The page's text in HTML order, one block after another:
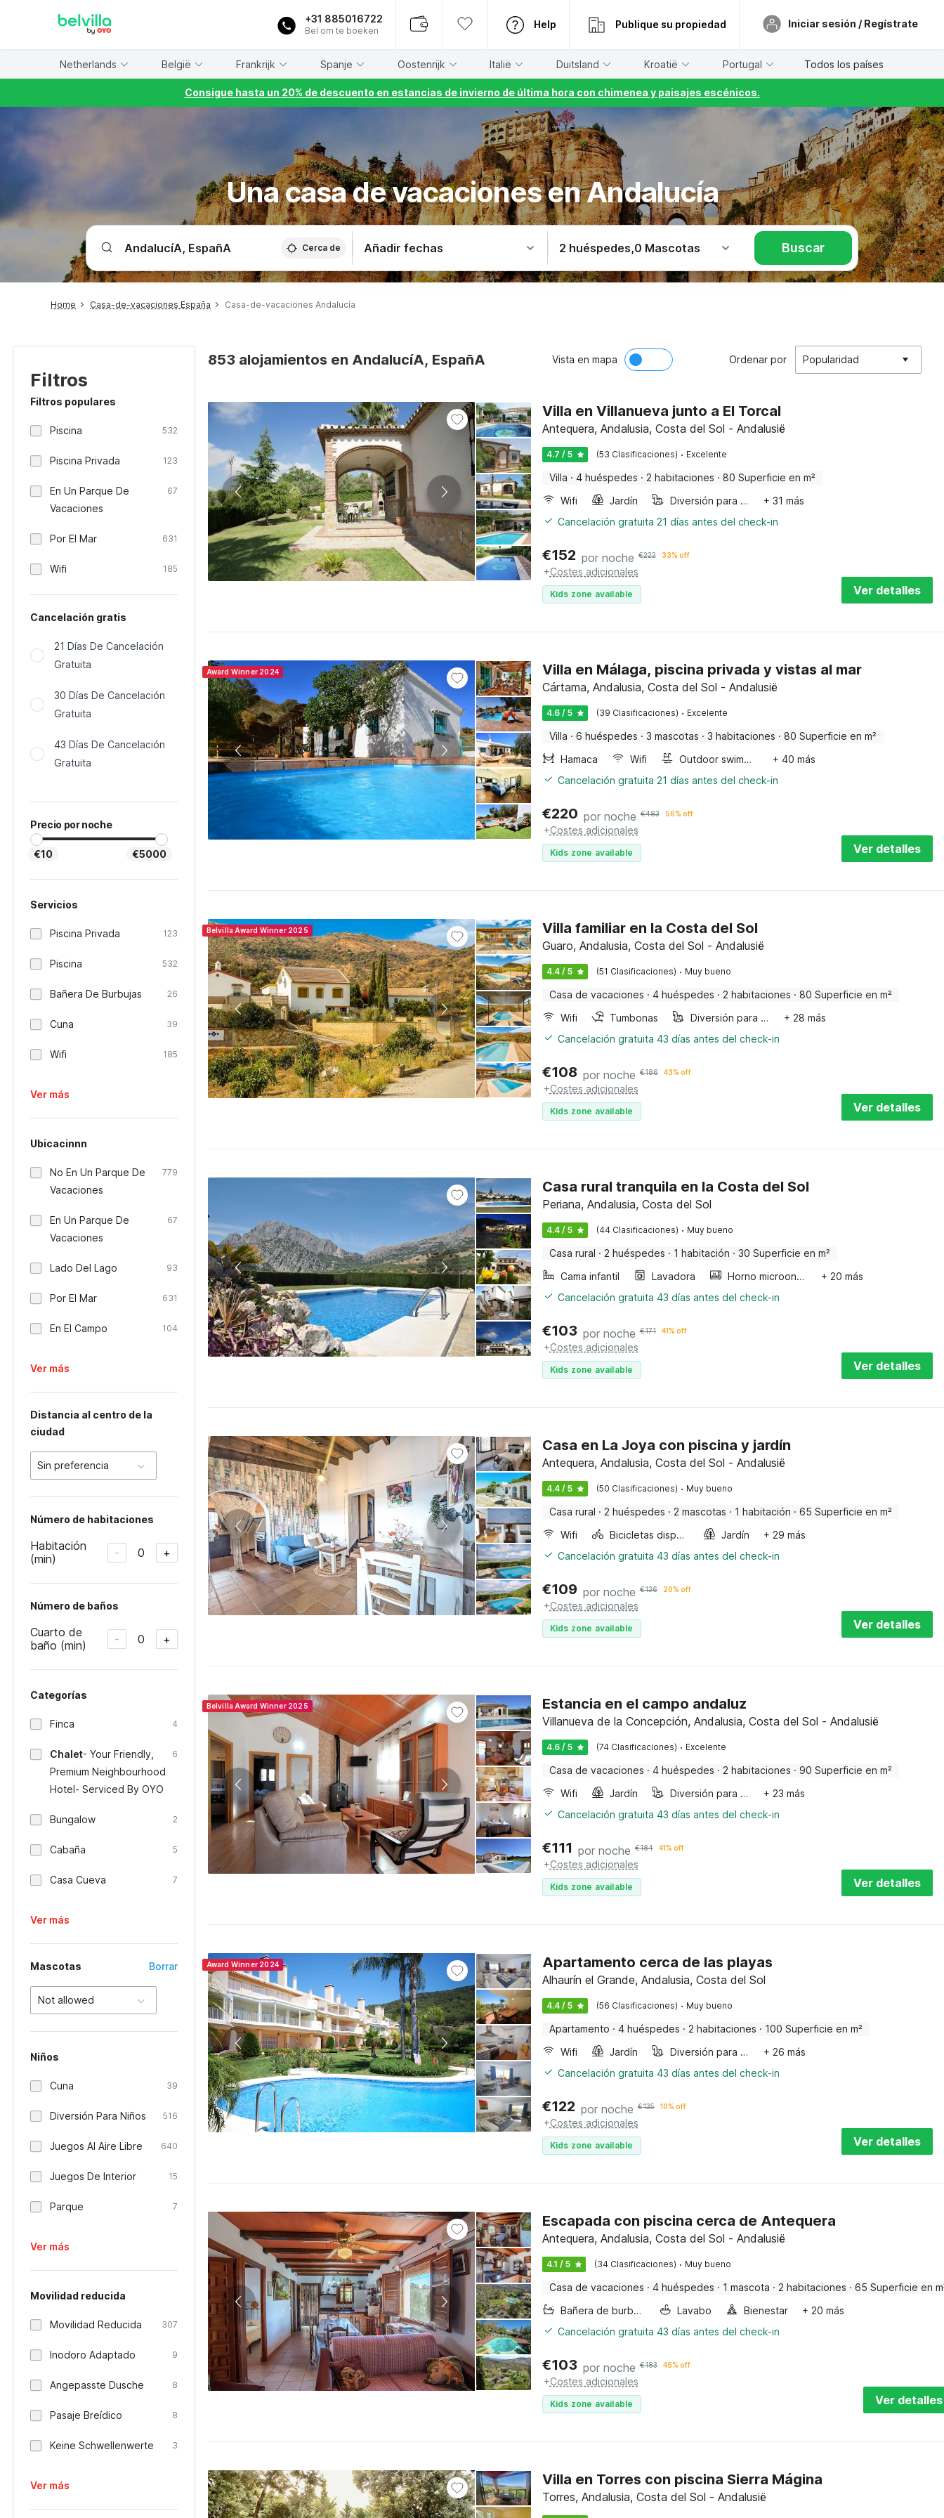
+31 885016722
Bel om te boeken
Help Publique su propiedad Iniciar sesión / Regístrate
Netherlands België Frankrijk Spanje Oostenrijk Italië Duitsland Kroatië Portugal Todos los países
Consigue hasta un 20% de descuento en estancias de invierno de última hora con chimenea y paisajes escénicos.
Una casa de vacaciones en Andalucía
Cerca de Añadir fechas 2 huéspedes,0 Mascotas Buscar
Home Casa-de-vacaciones España Casa-de-vacaciones Andalucía
Filtros
Filtros populares
Piscina 532
Piscina Privada 123
En Un Parque De
Vacaciones
67
Por El Mar 631
Wifi 185
Cancelación gratis
21 Días De Cancelación
Gratuita
30 Días De Cancelación
Gratuita
43 Días De Cancelación
Gratuita
Precio por noche
€10 €5000
Servicios
Piscina Privada 123
Piscina 532
Bañera De Burbujas 26
Cuna 39
Wifi 185
Ver más
Ubicacinnn
No En Un Parque De
Vacaciones
779
En Un Parque De
Vacaciones
67
Lado Del Lago 93
Por El Mar 631
En El Campo 104
Ver más
Distancia al centro de la
ciudad
Sin preferencia
Número de habitaciones
Habitación
(min)
- 0 +
Número de baños
Cuarto de
baño (min)
- 0 +
Categorías
Finca 4
Chalet- Your Friendly,
Premium Neighbourhood
Hotel- Serviced By OYO
6
Bungalow 2
Cabaña 5
Casa Cueva 7
Ver más
Mascotas Borrar
Not allowed
Niños
Cuna 39
Diversión Para Niños 516
Juegos Al Aire Libre 640
Juegos De Interior 15
Parque 7
Ver más
Movilidad reducida
Movilidad Reducida 307
Inodoro Adaptado 9
Angepasste Dusche 8
Pasaje Breídico 8
Keine Schwellenwerte 3
Ver más
853 alojamientos en AndalucíA, EspañA Vista en mapa Ordenar por Popularidad
Villa en Villanueva junto a El Torcal
Antequera, Andalusia, Costa del Sol - Andalusië
4.7 / 5 (53 Clasificaciones) · Excelente
Villa · 4 huéspedes · 2 habitaciones · 80 Superficie en m²
Wifi
Jardín Diversión para niños
+ 31 más
Cancelación gratuita 21 días antes del check-in
€152 por noche €222 33% off
+Costes adicionales
Kids zone available Ver detalles
Award Winner 2024 Villa en Málaga, piscina privada y vistas al mar
Cártama, Andalusia, Costa del Sol - Andalusië
4.6 / 5 (39 Clasificaciones) · Excelente
Villa · 6 huéspedes · 3 mascotas · 3 habitaciones · 80 Superficie en m²
Hamaca
Wifi Outdoor swimming pool
+ 40 más
Cancelación gratuita 21 días antes del check-in
€220 por noche €483 56% off
+Costes adicionales
Kids zone available Ver detalles
Belvilla Award Winner 2025 Villa familiar en la Costa del Sol
Guaro, Andalusia, Costa del Sol - Andalusië
4.4 / 5 (51 Clasificaciones) · Muy bueno
Casa de vacaciones · 4 huéspedes · 2 habitaciones · 80 Superficie en m²
Wifi
Tumbonas Diversión para niños
+ 28 más
Cancelación gratuita 43 días antes del check-in
€108 por noche €186 43% off
+Costes adicionales
Kids zone available Ver detalles
Casa rural tranquila en la Costa del Sol
Periana, Andalusia, Costa del Sol
4.4 / 5 (44 Clasificaciones) · Muy bueno
Casa rural · 2 huéspedes · 1 habitación · 30 Superficie en m²
Cama infantil
Lavadora Horno microondas
+ 20 más
Cancelación gratuita 43 días antes del check-in
€103 por noche €171 41% off
+Costes adicionales
Kids zone available Ver detalles
Casa en La Joya con piscina y jardín
Antequera, Andalusia, Costa del Sol - Andalusië
4.4 / 5 (50 Clasificaciones) · Muy bueno
Casa rural · 2 huéspedes · 2 mascotas · 1 habitación · 65 Superficie en m²
Wifi
Bicicletas disponibles Jardín
+ 29 más
Cancelación gratuita 43 días antes del check-in
€109 por noche €136 20% off
+Costes adicionales
Kids zone available Ver detalles
Belvilla Award Winner 2025 Estancia en el campo andaluz
Villanueva de la Concepción, Andalusia, Costa del Sol - Andalusië
4.6 / 5 (74 Clasificaciones) · Excelente
Casa de vacaciones · 4 huéspedes · 2 habitaciones · 90 Superficie en m²
Wifi
Jardín Diversión para niños
+ 23 más
Cancelación gratuita 43 días antes del check-in
€111 por noche €184 41% off
+Costes adicionales
Kids zone available Ver detalles
Award Winner 2024 Apartamento cerca de las playas
Alhaurín el Grande, Andalusia, Costa del Sol
4.4 / 5 (56 Clasificaciones) · Muy bueno
Apartamento · 4 huéspedes · 2 habitaciones · 100 Superficie en m²
Wifi
Jardín Diversión para niños
+ 26 más
Cancelación gratuita 43 días antes del check-in
€122 por noche €135 10% off
+Costes adicionales
Kids zone available Ver detalles
Escapada con piscina cerca de Antequera
Antequera, Andalusia, Costa del Sol - Andalusië
4.1 / 5 (34 Clasificaciones) · Muy bueno
Casa de vacaciones · 4 huéspedes · 1 mascota · 2 habitaciones · 65 Superficie en
Bañera de burbujas
Lavabo Bienestar
+ 20 más
Cancelación gratuita 43 días antes del check-in
€103 por noche €183 45% off
+Costes adicionales
Kids zone available Ver detalles
Villa en Torres con piscina Sierra Mágina
Torres, Andalusia, Costa del Sol - Andalusië